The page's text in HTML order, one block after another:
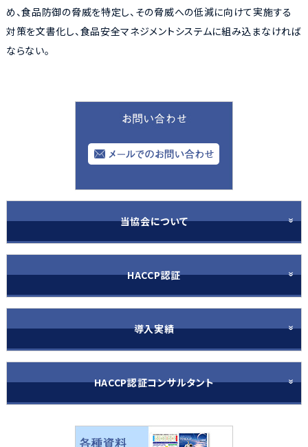
め、食品防御の脅威を特定し、その脅威への低減に向けて実施する
対策を文書化し、食品安全マネジメントシステムに組み込まなければ
ならない。
当協会について
HACCP認証
導入実績
HACCP認証コンサルタント